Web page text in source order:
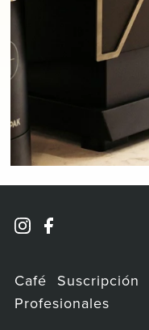
Café Suscripción
Profesionales